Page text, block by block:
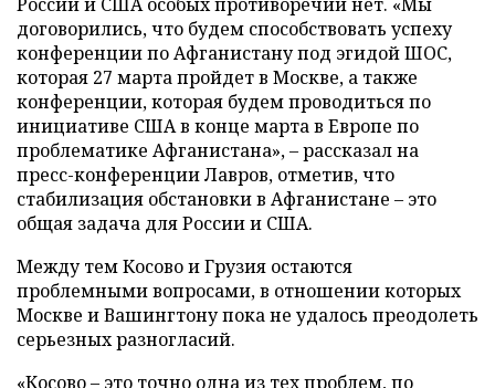
договорились, что будем способствовать успеху
конференции по Афганистану под эгидой ШОС,
которая 27 марта пройдет в Москве, а также
конференции, которая будем проводиться по
инициативе США в конце марта в Европе по
проблематике Афганистана», – рассказал на
пресс-конференции Лавров, отметив, что
стабилизация обстановки в Афганистане – это
общая задача для России и США.
Между тем Косово и Грузия остаются
проблемными вопросами, в отношении которых
Москве и Вашингтону пока не удалось преодолеть
серьезных разногласий.
«Косово – это точно одна из тех проблем, по